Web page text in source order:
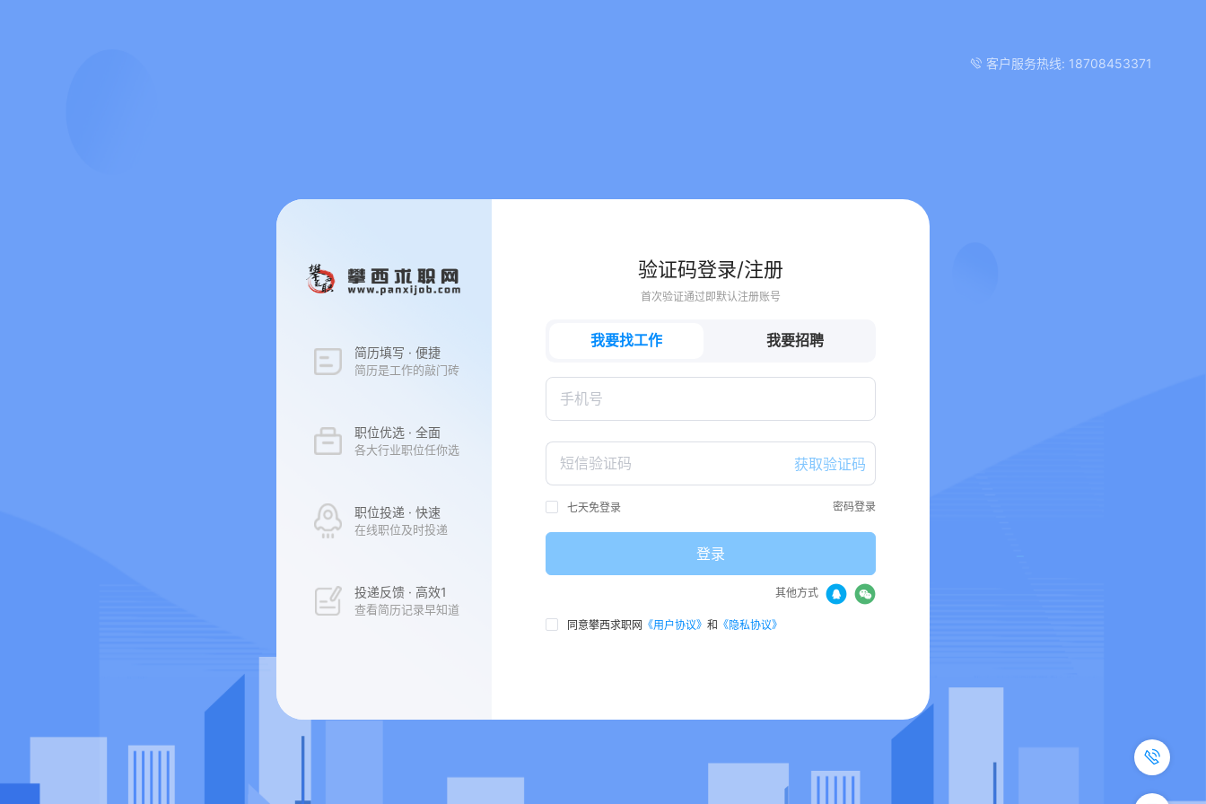
客户服务热线: 18708453371
简历填写 · 便捷
简历是工作的敲门砖
职位优选 · 全面
各大行业职位任你选
职位投递 · 快速
在线职位及时投递
投递反馈 · 高效1
查看简历记录早知道
验证码登录/注册
首次验证通过即默认注册账号
我要找工作 我要招聘
获取验证码
七天免登录 密码登录
登录
其他方式
同意攀西求职网 《用户协议》 和 《隐私协议》